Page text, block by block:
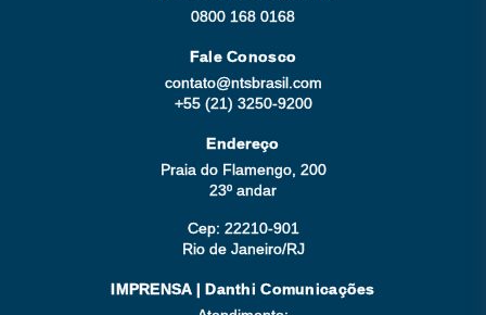
0800 168 0168
Fale Conosco
contato@ntsbrasil.com
+55 (21) 3250-9200
Endereço
Praia do Flamengo, 200
23º andar
Cep: 22210-901
Rio de Janeiro/RJ
IMPRENSA | Danthi Comunicações